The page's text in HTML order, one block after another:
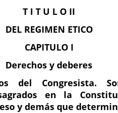
T I T U L O II
DEL REGIMEN ETICO
CAPITULO I
Derechos y deberes
del Congresista.
en la
y demás que